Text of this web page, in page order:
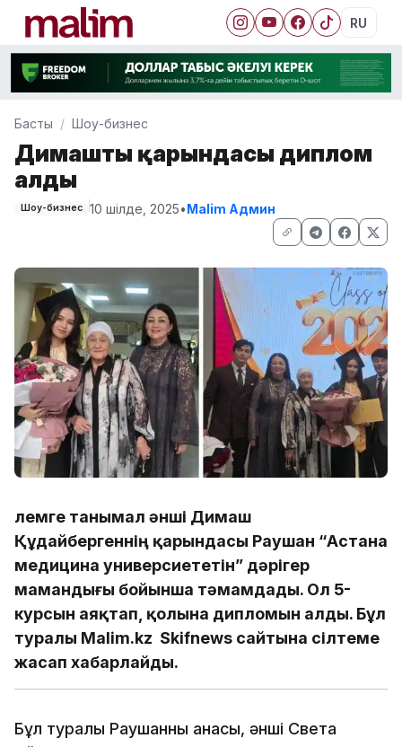
RU
Басты Шоу-бизнес
Димаштың қарындасы диплом
алды
Шоу-бизнес 10 шілде, 2025•Malim Админ
Әлемге танымал әнші Димаш
Құдайбергеннің қарындасы Раушан “Астана
медицина универсиететін” дәрігер
мамандығы бойынша тәмамдады. Ол 5-
курсын аяқтап, қолына дипломын алды. Бұл
туралы Malim.kz Skifnews сайтына сілтеме
жасап хабарлайды.
Бұл туралы Раушанның анасы, әнші Света